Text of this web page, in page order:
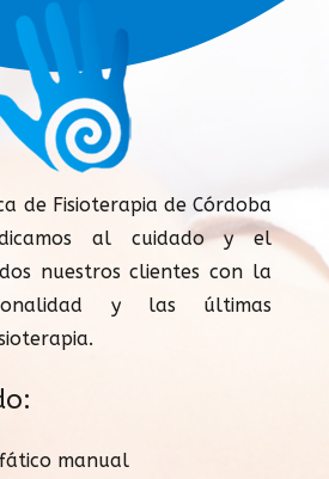
de Fisioterapia de Córdoba
al cuidado y el
nuestros clientes con la
y las últimas
manual